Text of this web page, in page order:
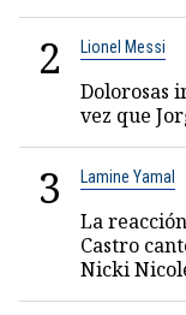
2 Lionel Messi
Dolorosas
vez que
3 Lamine Yamal
La
Castro
Nicki